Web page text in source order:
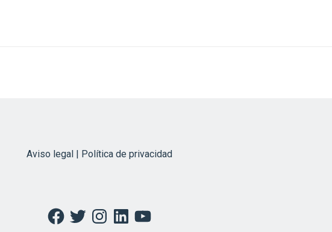
Aviso legal | Política de privacidad
Facebook
TwitterInstagramLinkedInYouTube